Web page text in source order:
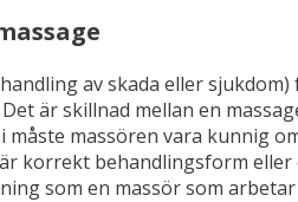
av skada eller
är skillnad mellan en
massören vara kunnig
korrekt behandlingsform
som en massör som